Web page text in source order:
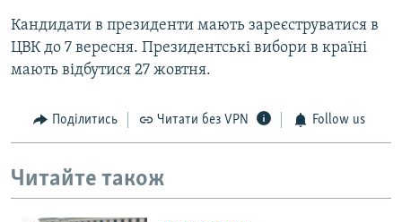
Кандидати в президенти мають зареєструватися в
ЦВК до 7 вересня. Президентські вибори в країні
мають відбутися 27 жовтня.
Поділитись Читати без VPN Follow us
Читайте також